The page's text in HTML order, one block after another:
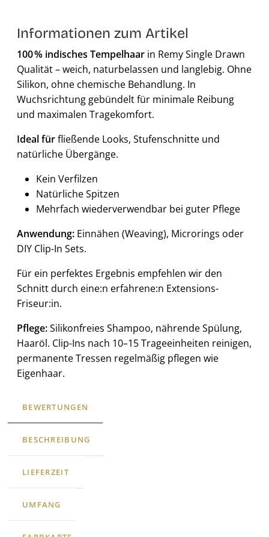
Informationen zum Artikel
100 % indisches Tempelhaar in Remy Single Drawn
Qualität – weich, naturbelassen und langlebig. Ohne
Silikon, ohne chemische Behandlung. In
Wuchsrichtung gebündelt für minimale Reibung
und maximalen Tragekomfort.
Ideal fürfließende Looks, Stufenschnitte und
natürliche Übergänge.
Kein Verfilzen
Natürliche Spitzen
Mehrfach wiederverwendbar bei guter Pflege
Anwendung: Einnähen (Weaving), Microrings oder
DIY Clip-In Sets.
Für ein perfektes Ergebnis empfehlen wir den
Schnitt durch eine:n erfahrene:n Extensions-
Friseur:in.
Pflege:Silikonfreies Shampoo, nährende Spülung,
Haaröl. Clip-Ins nach 10–15 Trageeinheiten reinigen,
permanente Tressen regelmäßig pflegen wie
Eigenhaar.
BEWERTUNGEN
BESCHREIBUNG
LIEFERZEIT
UMFANG